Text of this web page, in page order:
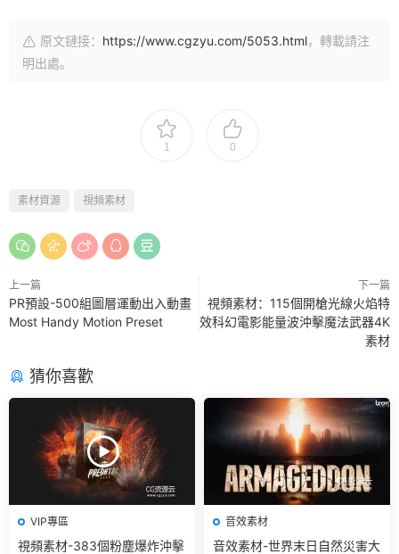
原文鏈接： https://www.cgzyu.com/5053.html，轉載請注
明出處。
1 0
素材資源 視頻素材
上一篇
PR預設-500組圖層運動出入動畫
Most Handy Motion Preset
下一篇
視頻素材：115個開槍光線火焰特
效科幻電影能量波沖擊魔法武器4K
素材
猜你喜歡
VIP專區
視頻素材-383個粉塵爆炸沖擊
音效素材
音效素材-世界末日自然災害大